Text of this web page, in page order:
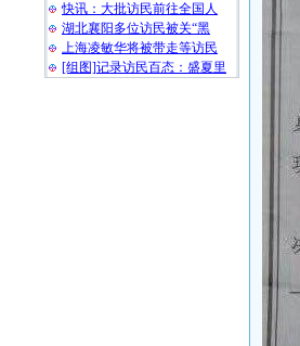
快讯：大批访民前往全国人
湖北襄阳多位访民被关“黑
上海凌敏华将被带走等访民
[组图]记录访民百态：盛夏里